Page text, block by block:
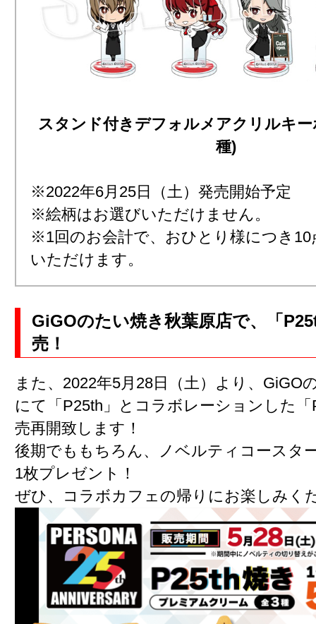
スタンド付きデフォルメアクリルキ
種)
※2022年6月25日（土）発売開始予定
※絵柄はお選びいただけません。
※1回のお会計で、おひとり様につき10
いただけます。
GiGOのたい焼き秋葉原店で、「
売！
また、2022年5月28日（土）より、GiGO
にて「P25th」とコラボレーションした
売再開致します！
後期でももちろん、ノベルティコースタ
1枚プレゼント！
ぜひ、コラボカフェの帰りにお楽しみく